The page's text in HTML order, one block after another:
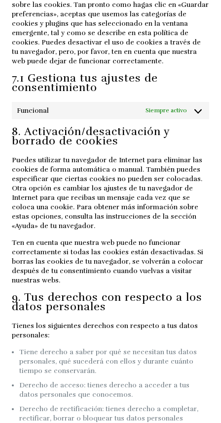
sobre las cookies. Tan pronto como hagas clic en «Guardar
preferencias», aceptas que usemos las categorías de
cookies y plugins que has seleccionado en la ventana
emergente, tal y como se describe en esta política de
cookies. Puedes desactivar el uso de cookies a través de
tu navegador, pero, por favor, ten en cuenta que nuestra
web puede dejar de funcionar correctamente.
7.1 Gestiona tus ajustes de
consentimiento
Funcional Siempre activo
8. Activación/desactivación y
borrado de cookies
Puedes utilizar tu navegador de Internet para eliminar las
cookies de forma automática o manual. También puedes
especificar que ciertas cookies no pueden ser colocadas.
Otra opción es cambiar los ajustes de tu navegador de
Internet para que recibas un mensaje cada vez que se
coloca una cookie. Para obtener más información sobre
estas opciones, consulta las instrucciones de la sección
«Ayuda» de tu navegador.
Ten en cuenta que nuestra web puede no funcionar
correctamente si todas las cookies están desactivadas. Si
borras las cookies de tu navegador, se volverán a colocar
después de tu consentimiento cuando vuelvas a visitar
nuestras webs.
9. Tus derechos con respecto a los
datos personales
Tienes los siguientes derechos con respecto a tus datos
personales:
Tiene derecho a saber por qué se necesitan tus datos
personales, qué sucederá con ellos y durante cuánto
tiempo se conservarán.
Derecho de acceso: tienes derecho a acceder a tus
datos personales que conocemos.
Derecho de rectificación: tienes derecho a completar,
rectificar, borrar o bloquear tus datos personales